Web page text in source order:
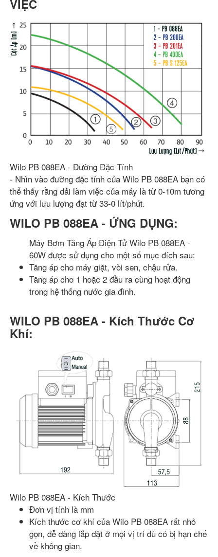
VIỆC
Wilo PB 088EA - Đường Đặc Tính
- Nhìn vào đường đặc tính của Wilo PB 088EA bạn có
thể thấy rằng dải làm việc của máy là từ 0-10m tương
ứng với lưu lượng đạt từ 33-0 lít/phút.
WILO PB 088EA - ỨNG DỤNG:
Máy Bơm Tăng Áp Điện Tử Wilo PB 088EA -
60W được sử dụng cho một số mục đích sau:
Tăng áp cho máy giặt, vòi sen, chậu rửa.
Tăng áp cho 1 hoặc 2 đầu ra cùng hoạt động
trong hệ thống nước gia đình.
WILO PB 088EA - Kích Thước Cơ
Khí:
Wilo PB 088EA - Kích Thước
Đơn vị tính là mm
Kích thước cơ khí của Wilo PB 088EA rất nhỏ
gọn, dễ dàng lắp đặt ở mọi vị trí dù có bị hạn chế
về không gian.